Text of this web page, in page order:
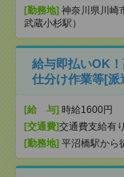
[勤務地] 神奈川県川崎
武蔵小杉駅）
給与即払いOK
仕分け作業等[派
[給 与] 時給1600円
[交通費]交通費支給有り
[勤務地] 平沼橋駅から